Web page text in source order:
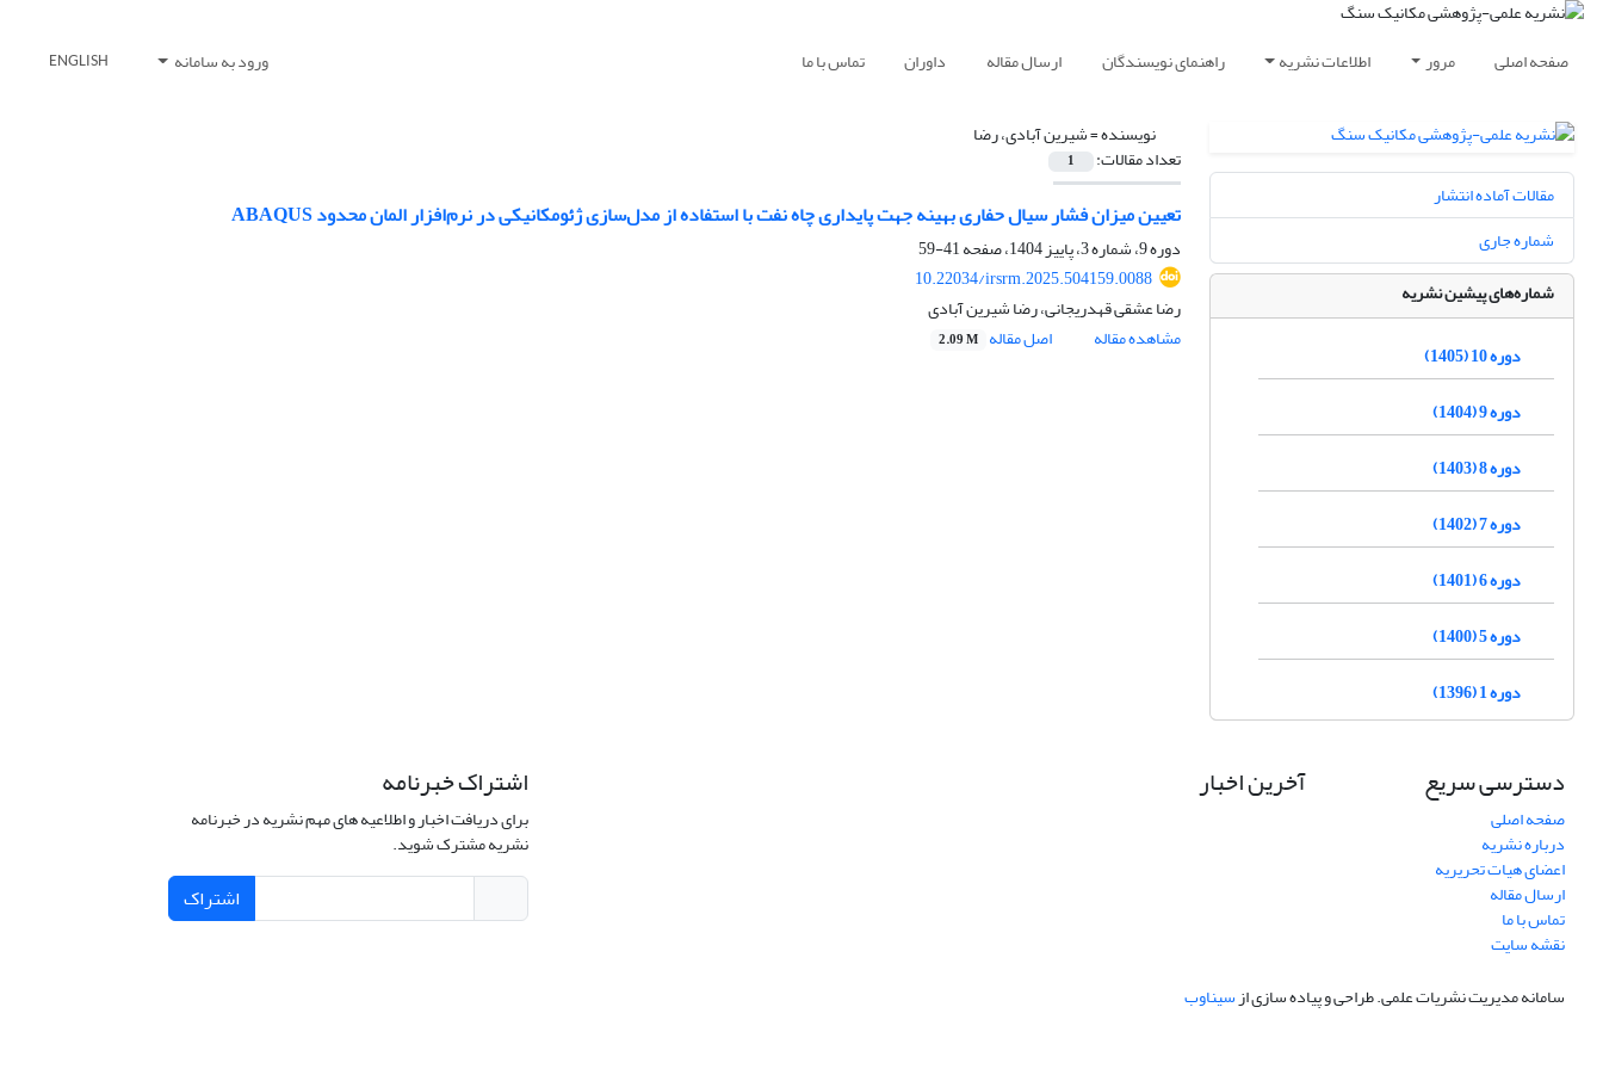
صفحه اصلی مرور اطلاعات نشریه راهنمای نویسندگان ارسال مقاله داوران تماس با ما ورود به سامانه ENGLISH
نویسنده =شیرین آبادی، رضا
تعداد مقالات: 1
تعیین میزان فشار سیال حفاری بهینه جهت پایداری چاه نفت با استفاده از مدل‌سازی ژئومکانیکی در نرم‌افزار المان محدود ABAQUS
دوره 9، شماره 3، پاییز 1404، صفحه
41-59
10.22034/irsrm.2025.504159.0088
رضا عشقی قهدریجانی، رضا شیرین آبادی
مشاهده مقاله
اصل مقاله 2.09 M
مقالات آماده انتشار
شماره جاری
شماره‌های پیشین نشریه
دوره 10 (1405)
دوره 9 (1404)
دوره 8 (1403)
دوره 7 (1402)
دوره 6 (1401)
دوره 5 (1400)
دوره 1 (1396)
دسترسی سریع
صفحه اصلی
درباره نشریه
اعضای هیات تحریریه
ارسال مقاله
تماس با ما
نقشه سایت
آخرین اخبار اشتراک خبرنامه
برای دریافت اخبار و اطلاعیه های مهم نشریه در خبرنامه
نشریه مشترک شوید.
اشتراک
سامانه مدیریت نشریات علمی.طراحی و پیاده سازی ازسیناوب